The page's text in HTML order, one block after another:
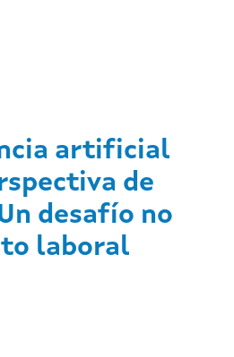
artificial
de
desafío no
laboral